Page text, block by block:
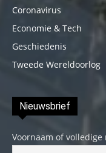
Coronavirus
Economie & Tech
Geschiedenis
Tweede Wereldoorlog
Nieuwsbrief
Voornaam of volledige